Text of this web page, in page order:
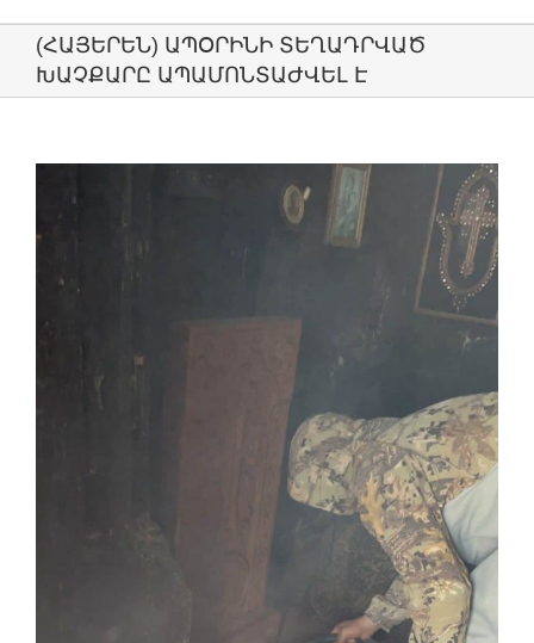
(ՀԱՅԵՐԵՆ) ԱՊՕՐԻՆԻ ՏԵՂԱԴՐՎԱԾ
ԽԱՉՔԱՐԸ ԱՊԱՄՈՆՏԱԺՎԵԼ Է
Larger